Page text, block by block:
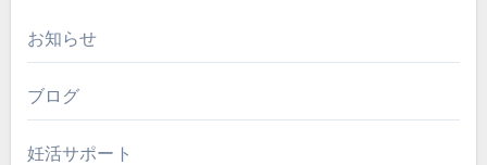
お知らせ
ブログ
妊活サポート